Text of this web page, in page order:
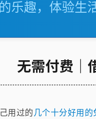
乐趣，体验生
无需付费｜
用过的几个十分好用的